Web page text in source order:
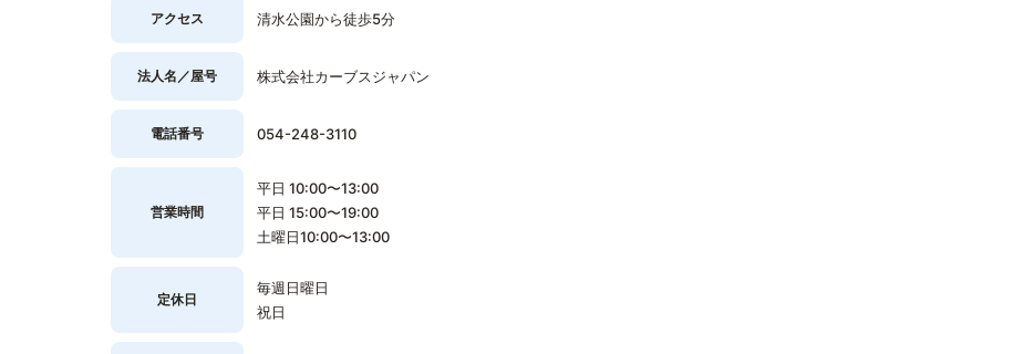
アクセス 清水公園から徒歩5分
法人名／屋号 株式会社カーブスジャパン
電話番号 054-248-3110
営業時間
平日 10:00〜13:00
平日 15:00〜19:00
土曜日10:00〜13:00
定休日
毎週日曜日
祝日